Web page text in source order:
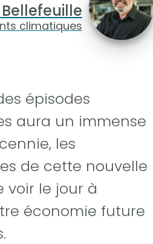
climatiques
épisodes
aura un immense
les
de cette nouvelle
voir le jour à
économie future